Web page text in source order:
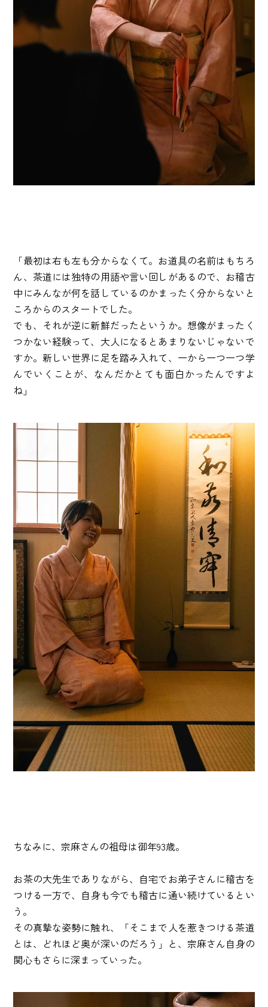
「最初は右も左も分からなくて。お道具の名前はもちろ
ん、茶道には独特の用語や言い回しがあるので、お稽古
中にみんなが何を話しているのかまったく分からないと
ころからのスタートでした。
でも、それが逆に新鮮だったというか。想像がまったく
つかない経験って、大人になるとあまりないじゃないで
すか。新しい世界に足を踏み入れて、一から一つ一つ学
んでいくことが、なんだかとても面白かったんですよ
ね」
ちなみに、宗麻さんの祖母は御年93歳。
お茶の大先生でありながら、自宅でお弟子さんに稽古を
つける一方で、自身も今でも稽古に通い続けているとい
う。
その真摯な姿勢に触れ、「そこまで人を惹きつける茶道
とは、どれほど奥が深いのだろう」と、宗麻さん自身の
関心もさらに深まっていった。